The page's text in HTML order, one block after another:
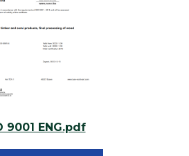
9001 ENG.pdf